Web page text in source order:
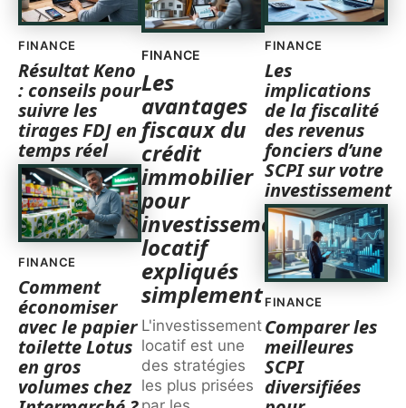
FINANCE
Résultat Keno
: conseils pour
suivre les
tirages FDJ en
temps réel
FINANCE
Comment
économiser
avec le papier
toilette Lotus
en gros
volumes chez
FINANCE
Les
avantages
fiscaux du
crédit
immobilier
pour
investissement
locatif
expliqués
simplement
L'investissement
locatif est une
des stratégies
les plus prisées
FINANCE
Les
implications
de la fiscalité
des revenus
fonciers d’une
SCPI sur votre
investissement
FINANCE
Comparer les
meilleures
SCPI
diversifiées